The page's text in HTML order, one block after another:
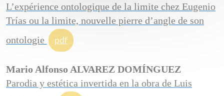
L’expérience ontologique de la limite chez Eugenio
Trías ou la limite, nouvelle pierre d’angle de son
ontologie
pdf
Mario Alfonso ALVAREZ DOMÍNGUEZ
Parodia y estética invertida en la obra de Luis